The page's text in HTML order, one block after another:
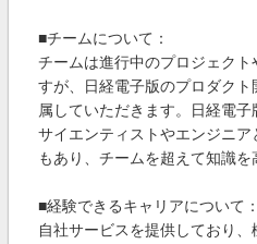
■チームについて：
チームは進行中のプロジェク
すが、日経電子版のプロダク
属していただきます。日経電
サイエンティストやエンジニ
もあり、チームを超えて知識を
■経験できるキャリアについて：
自社サービスを提供しており